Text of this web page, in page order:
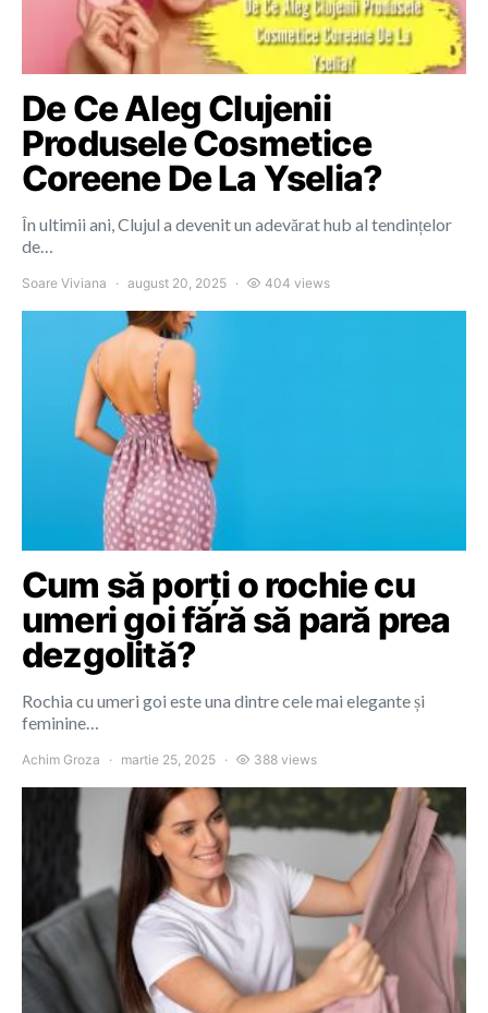
De Ce Aleg Clujenii
Produsele Cosmetice
Coreene De La Yselia?
În ultimii ani, Clujul a devenit un adevărat hub al tendințelor
de…
Soare Viviana august 20, 2025 404 views
Cum să porți o rochie cu
umeri goi fără să pară prea
dezgolită?
Rochia cu umeri goi este una dintre cele mai elegante și
feminine…
Achim Groza martie 25, 2025 388 views